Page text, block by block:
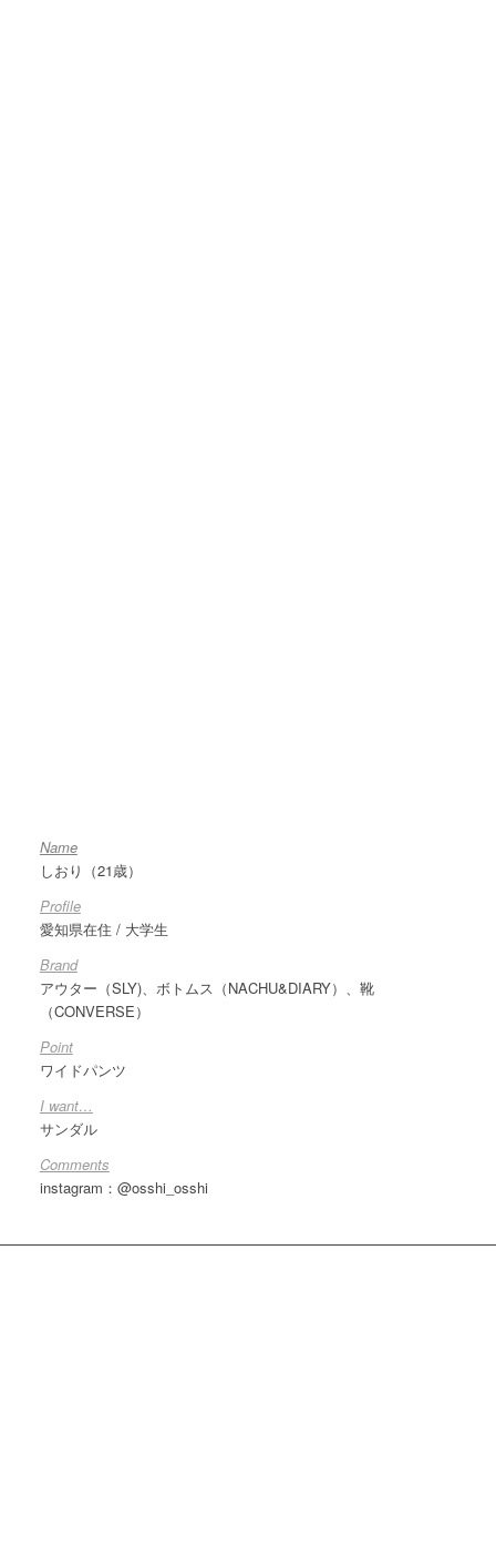
Name
しおり（21歳）
Profile
愛知県在住 / 大学生
Brand
アウター（SLY)、ボトムス（NACHU&DIARY）、靴
（CONVERSE）
Point
ワイドパンツ
I want…
サンダル
Comments
instagram：@osshi_osshi